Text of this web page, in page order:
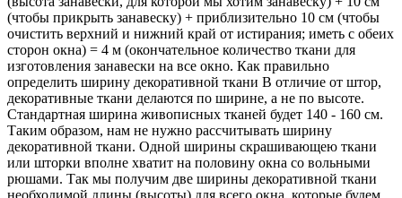
(чтобы прикрыть занавеску) + приблизительно 10 см (чтобы
очистить верхний и нижний край от истирания; иметь с обеих
сторон окна) = 4 м (окончательное количество ткани для
изготовления занавески на все окно. Как правильно
определить ширину декоративной ткани В отличие от штор,
декоративные ткани делаются по ширине, а не по высоте.
Стандартная ширина живописных тканей будет 140 - 160 см.
Таким образом, нам не нужно рассчитывать ширину
декоративной ткани. Одной ширины скрашивающею ткани
или шторки вполне хватит на половину окна со вольными
рюшами. Так мы получим две ширины декоративной ткани